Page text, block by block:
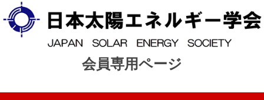
会員専用ページ
コンテンツへスキップ